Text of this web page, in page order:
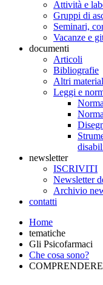
Attività e
Gruppi di
Seminari,
Vacanze e
documenti
Articoli
Bibliografie
Altri
Leggi e
newsletter
ISCRIVITI
Newsletter
Archivio
contatti
Home
tematiche
Gli Psicofarmaci
Che cosa sono?